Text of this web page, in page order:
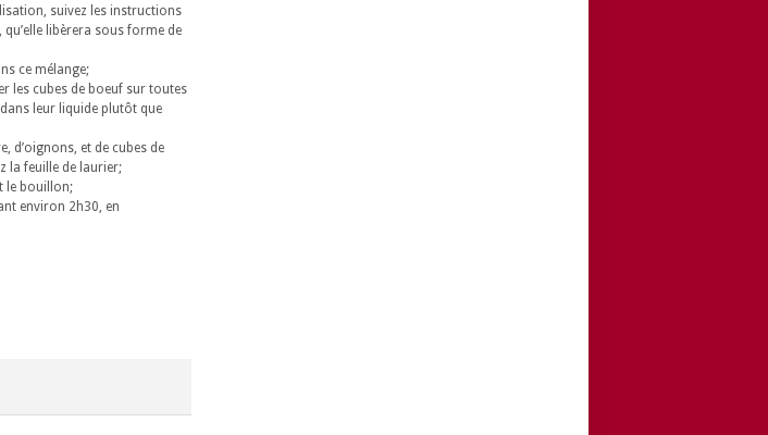
suivez les instructions
libèrera sous forme de
ce mélange;
les cubes de boeuf sur toutes
leur liquide plutôt que
d’oignons, et de cubes de
la feuille de laurier;
le bouillon;
environ 2h30, en